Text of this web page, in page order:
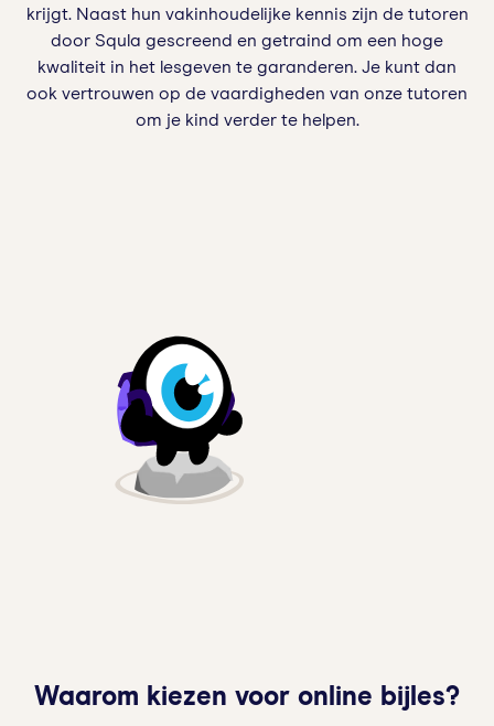
krijgt. Naast hun vakinhoudelijke kennis zijn de tutoren
door Squla gescreend en getraind om een hoge
kwaliteit in het lesgeven te garanderen. Je kunt dan
ook vertrouwen op de vaardigheden van onze tutoren
om je kind verder te helpen.
Waarom kiezen voor online bijles?